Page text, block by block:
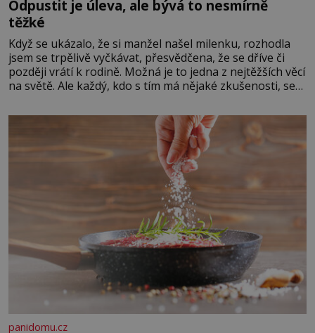
Odpustit je úleva, ale bývá to nesmírně
těžké
Když se ukázalo, že si manžel našel milenku, rozhodla
jsem se trpělivě vyčkávat, přesvědčena, že se dříve či
později vrátí k rodině. Možná je to jedna z nejtěžších věcí
na světě. Ale každý, kdo s tím má nějaké zkušenosti, se
Když se ke mně doneslo, že si manžel pořídil milenku,
panidomu.cz